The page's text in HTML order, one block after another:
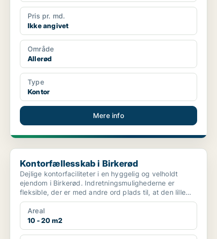
Pris pr. md.
Ikke angivet
Område
Allerød
Type
Kontor
Mere info
Kontorfællesskab i Birkerød
Kontorfællesskab i Birkerød
Dejlige kontorfaciliteter i en hyggelig og velholdt
ejendom i Birkerød. Indretningsmulighederne er
fleksible, der er med andre ord plads til, at den lille
iv...
Areal
10 - 20 m2